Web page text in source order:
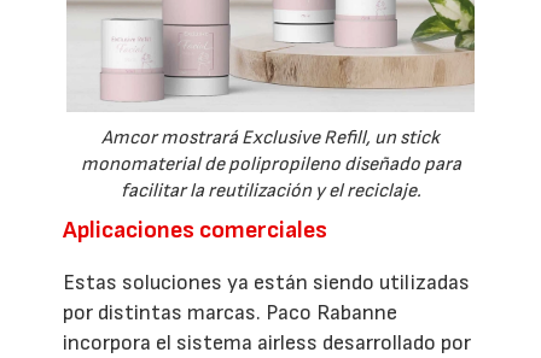
Amcor mostrará Exclusive Refill, un stick
monomaterial de polipropileno diseñado para
facilitar la reutilización y el reciclaje.
Aplicaciones comerciales
Estas soluciones ya están siendo utilizadas
por distintas marcas. Paco Rabanne
incorpora el sistema airless desarrollado por